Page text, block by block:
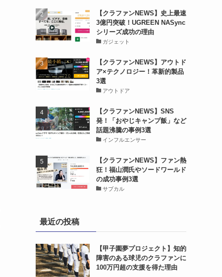
【クラファンNEWS】史上最速
3億円突破！UGREEN NASync
シリーズ成功の理由
ガジェット
【クラファンNEWS】アウトド
ア×テクノロジー！革新的製品
3選
アウトドア
【クラファンNEWS】SNS
発！「おやじキャンプ飯」など
話題沸騰の事例3選
インフルエンサー
【クラファンNEWS】ファン熱
狂！福山潤氏やソードワールド
の成功事例3選
サブカル
最近の投稿
【甲子園夢プロジェクト】知的
障害のある球児のクラファンに
100万円超の支援を得た理由